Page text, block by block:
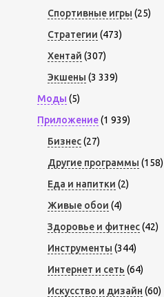
Спортивные игры (25)
Стратегии (473)
Хентай (307)
Экшены (3 339)
Моды (5)
Приложение(1 939)
Бизнес(27)
Другие программы (158)
Еда и напитки (2)
Живые обои (4)
Здоровье и фитнес(42)
Инструменты (344)
Интернет и сеть (64)
Искусство и дизайн (60)